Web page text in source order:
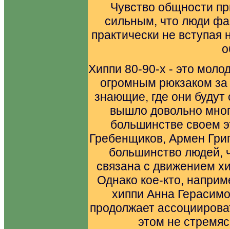
Чувство общности
сильным, что люди
практически не
Хиппи 80-90-х - это
огромным рюкзаком за
знающие, где они будут
вышло довольно
большинстве своем
Гребенщиков, Армен
большинство людей,
связана с движением
Однако кое-кто,
хиппи Анна
продолжает
этом не